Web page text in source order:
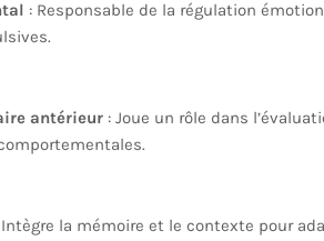
: Responsable de la régulation
antérieur: Joue un rôle dans
la mémoire et le contexte pour